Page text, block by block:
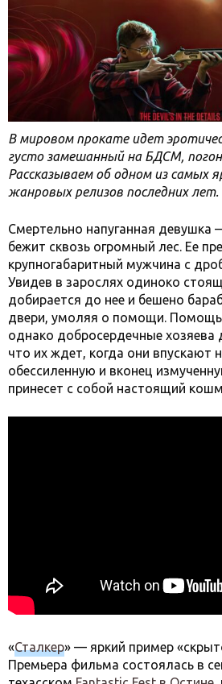
В мировом прокате идет
густо замешанный на БДСМ,
Рассказываем об одном из самых
жанровых релизов последних лет.
Смертельно напуганная
бежит сквозь огромный лес. Ее
крупногабаритный мужчина с
Увидев в зарослях одиноко
добирается до нее и бешено
двери, умоляя о помощи. Помощь
однако добросердечные
что их ждет, когда они впускают
обессиленную и вконец
принесет с собой настоящий
«Сталкер» — яркий пример
Премьера фильма состоялась в